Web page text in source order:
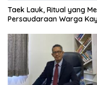
Taek Lauk, Ritual yang
Persaudaraan Warga